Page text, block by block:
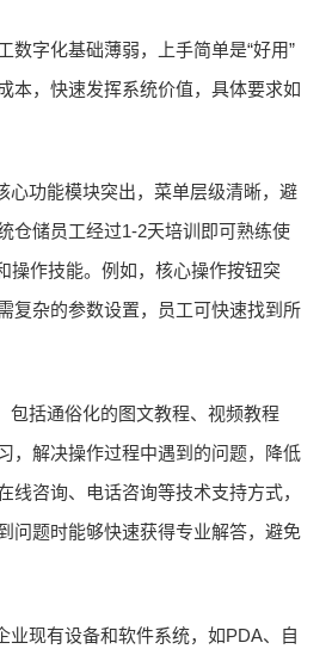
数字化基础薄弱，上手简单是“好用”
本，快速发挥系统价值，具体要求如
心功能模块突出，菜单层级清晰，避
仓储员工经过1-2天培训即可熟练使
操作技能。例如，核心操作按钮突
复杂的参数设置，员工可快速找到所
包括通俗化的图文教程、视频教程
，解决操作过程中遇到的问题，降低
线咨询、电话咨询等技术支持方式，
问题时能够快速获得专业解答，避免
业现有设备和软件系统，如PDA、自